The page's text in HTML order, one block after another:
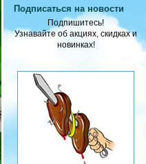
Подписаться на новости
Подпишитесь!
Узнавайте об акциях, скидках и
новинках!